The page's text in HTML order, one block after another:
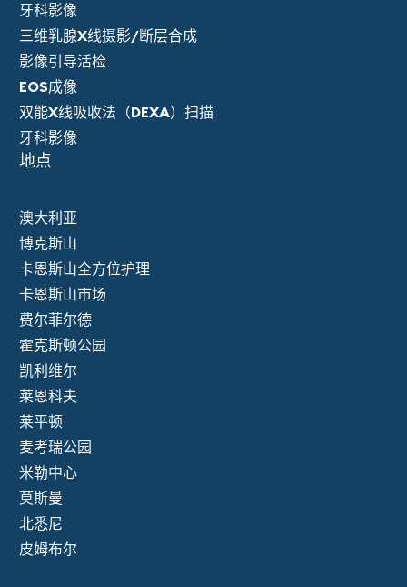
牙科影像
三维乳腺X线摄影/断层合成
影像引导活检
EOS成像
双能X线吸收法（DEXA）扫描
牙科影像
地点
澳大利亚
博克斯山
卡恩斯山全方位护理
卡恩斯山市场
费尔菲尔德
霍克斯顿公园
凯利维尔
莱恩科夫
莱平顿
麦考瑞公园
米勒中心
莫斯曼
北悉尼
皮姆布尔